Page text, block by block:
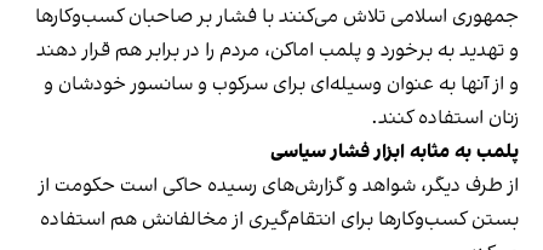
جمهوری اسلامی تلاش می‌کنند با فشار بر صاحبان کسب‌وکارها
و تهدید به برخورد و پلمب اماکن، مردم را در برابر هم قرار دهند
و از آنها به عنوان وسیله‌ای برای سرکوب و سانسور خودشان و
زنان استفاده کنند.
پلمب به مثابه ابزار فشار سیاسی
از طرف دیگر، شواهد و گزارش‌های رسیده حاکی است حکومت از
بستن کسب‌وکارها برای انتقام‌گیری از مخالفانش هم استفاده